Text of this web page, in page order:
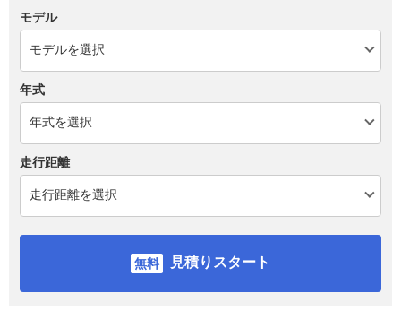
モデル
年式
走行距離
見積りスタート